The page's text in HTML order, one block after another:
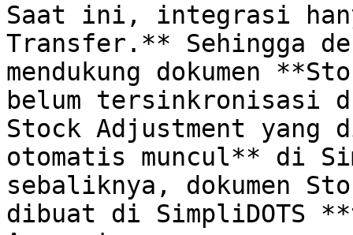
Saat ini, integrasi
Transfer.** Sehingga
mendukung dokumen
belum tersinkronisasi
Stock Adjustment
otomatis muncul** di
sebaliknya, dokumen
dibuat di SimpliDOTS